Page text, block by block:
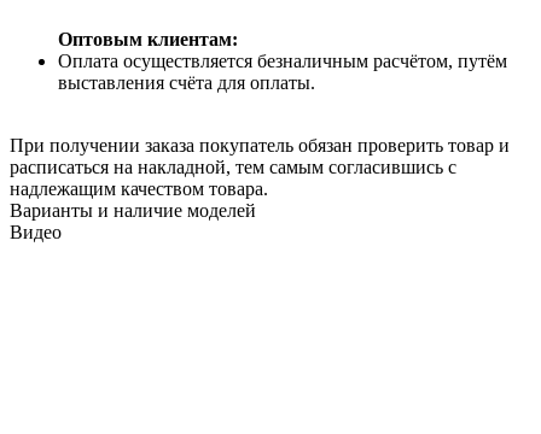
Оптовым клиентам:
Оплата осуществляется безналичным расчётом, путём
выставления счёта для оплаты.
При получении заказа покупатель обязан проверить товар и
расписаться на накладной, тем самым согласившись с
надлежащим качеством товара.
Варианты и наличие моделей
Видео